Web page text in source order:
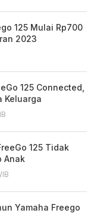
125 Mulai Rp700
2023
125 Connected,
Keluarga
125 Tidak
Anak
Yamaha Freego